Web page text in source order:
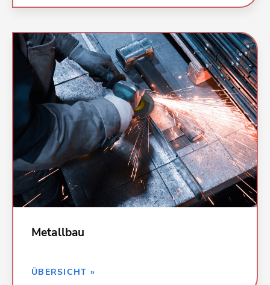
Metallbau
ÜBERSICHT »
Kalkulationsdaten für alle Leistungen in
Metallarbeiten:
000 Baustelleneinrichtungen;
Sicherheitseinrichtungen
001 Gerüstarbeiten
017 Stahlbauarbeiten
031 Metallbauarbeiten
038 Vorgehängte hinterlüftete Fassaden
075 Raumlufttechnische Anlagen